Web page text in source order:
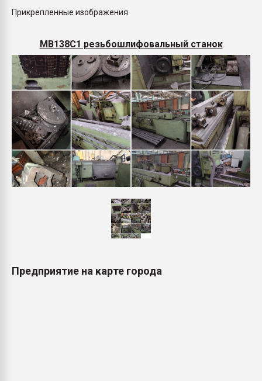
Прикрепленные изображения
МВ138С1 резьбошлифовальный станок
Предприятие на карте города